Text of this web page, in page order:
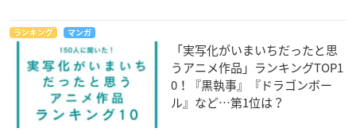
ランキング マンガ
「実写化がいまいちだったと思
うアニメ作品」ランキングTOP1
0！『黒執事』『ドラゴンボー
ル』など…第1位は？